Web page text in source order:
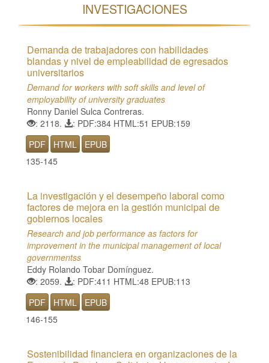
INVESTIGACIONES
Demanda de trabajadores con habilidades
blandas y nivel de empleabilidad de egresados
universitarios
Demand for workers with soft skills and level of
employability of university graduates
Ronny Daniel Sulca Contreras.
: 2118.
: PDF:384 HTML:51 EPUB:159
PDF
HTML
EPUB
135-145
La investigación y el desempeño laboral como
factores de mejora en la gestión municipal de
gobiernos locales
Research and job performance as factors for
improvement in the municipal management of local
governmentss
Eddy Rolando Tobar Domínguez.
: 2059.
: PDF:411 HTML:48 EPUB:113
PDF
HTML
EPUB
146-155
Sostenibilidad financiera en organizaciones de la